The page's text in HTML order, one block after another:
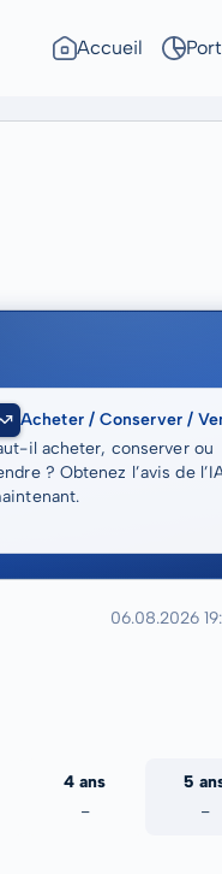
Accueil
Acheter / Conserver /
il acheter, conserver ou
? Obtenez l’avis de
06.08.2026
4 ans
-
5
-